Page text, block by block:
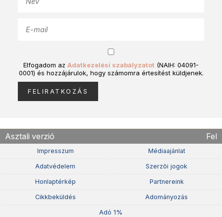
Elfogadom az Adatkezelési szabályzatot (NAIH: 04091-
0001) és hozzájárulok, hogy számomra értesítést küldjenek.
Asztali verzió Fel
Impresszum Médiaajánlat
Adatvédelem Szerzõi jogok
Honlaptérkép Partnereink
Cikkbeküldés Adományozás
Adó 1%